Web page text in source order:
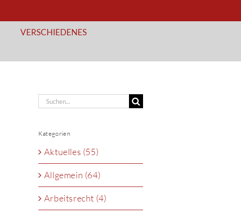
VERSCHIEDENES
Suche
Kategorien
Aktuelles (55)
Allgemein (64)
Arbeitsrecht (4)